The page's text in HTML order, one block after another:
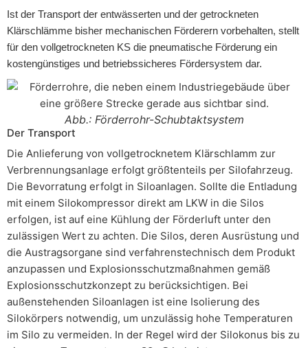
Ist der Transport der entwässerten und der getrockneten
Klärschlämme bisher mechanischen Förderern vorbehalten, stellt
für den vollgetrockneten KS die pneumatische Förderung ein
kostengünstiges und betriebssicheres Fördersystem dar.
Abb.: Förderrohr-Schubtaktsystem
Der Transport
Die Anlieferung von vollgetrocknetem Klärschlamm zur
Verbrennungsanlage erfolgt größtenteils per Silofahrzeug.
Die Bevorratung erfolgt in Siloanlagen. Sollte die Entladung
mit einem Silokompressor direkt am LKW in die Silos
erfolgen, ist auf eine Kühlung der Förderluft unter den
zulässigen Wert zu achten. Die Silos, deren Ausrüstung und
die Austragsorgane sind verfahrenstechnisch dem Produkt
anzupassen und Explosionsschutzmaßnahmen gemäß
Explosionsschutzkonzept zu berücksichtigen. Bei
außenstehenden Siloanlagen ist eine Isolierung des
Silokörpers notwendig, um unzulässig hohe Temperaturen
im Silo zu vermeiden. In der Regel wird der Silokonus bis zu